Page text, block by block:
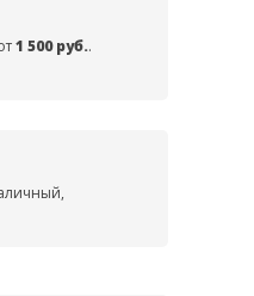
1 500 руб..